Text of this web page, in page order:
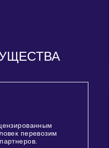
перевозим
партнеров.